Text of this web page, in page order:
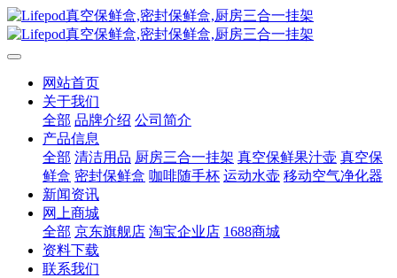
网站首页
关于我们
全部 品牌介绍 公司简介
产品信息
全部 清洁用品 厨房三合一挂架 真空保鲜果汁壶 真空保
鲜盒 密封保鲜盒 咖啡随手杯 运动水壶 移动空气净化器
新闻资讯
网上商城
全部 京东旗舰店 淘宝企业店 1688商城
资料下载
联系我们